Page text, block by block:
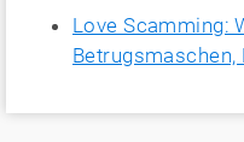
Love Scamming: